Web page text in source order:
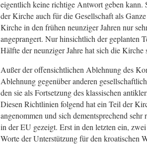
eigentlich keine richtige Antwort geben kann.
der Kirche auch für die Gesellschaft als
Kirche in den frühen neunziger Jahren nur
angeprangert. Nur hinsichtlich der geplanten
Hälfte der neunziger Jahre hat sich die
Außer der offensichtlichen Ablehnung des
Ablehnung gegenüber anderen
den sie als Fortsetzung des klassischen
Diesen Richtlinien folgend hat ein Teil der
angenommen und sich dementsprechend
in der EU gezeigt. Erst in den letzten ein,
Worte der Unterstützung für den kroatischen